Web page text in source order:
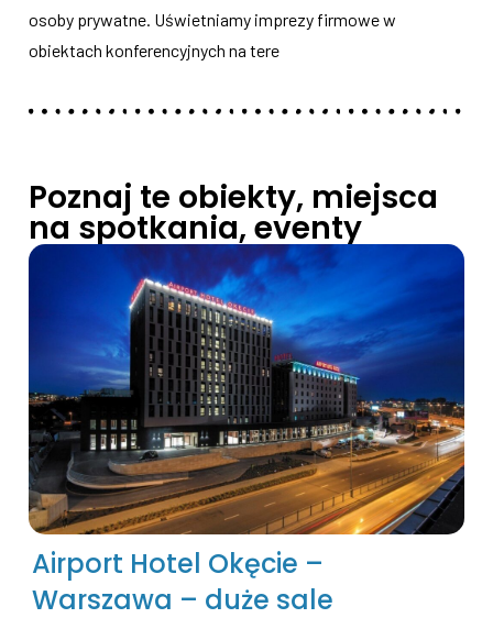
osoby prywatne. Uświetniamy imprezy firmowe w
obiektach konferencyjnych na tere
Poznaj te obiekty, miejsca
na spotkania, eventy
Airport Hotel Okęcie –
Warszawa – duże sale